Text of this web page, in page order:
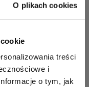
O plikach cookies
treści
i
o tym, jak